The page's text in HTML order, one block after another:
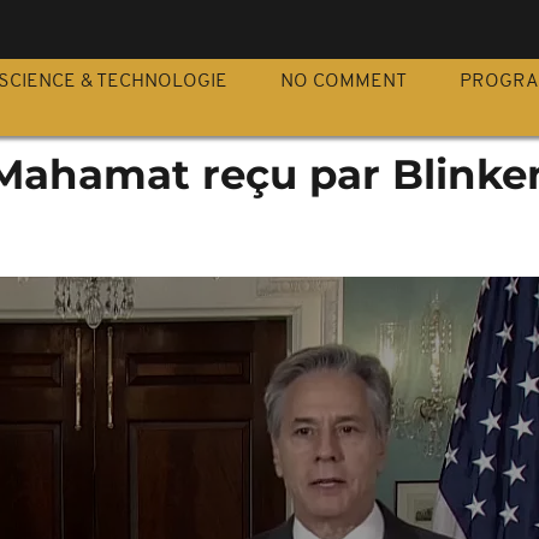
SCIENCE & TECHNOLOGIE NO COMMENT
reçu par